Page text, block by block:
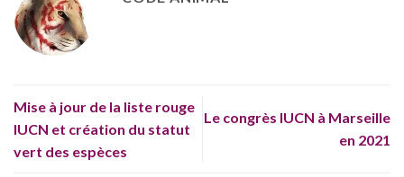
Mise à jour de la liste rouge
IUCN et création du statut
vert des espèces
Le congrès IUCN à Marseille
en 2021